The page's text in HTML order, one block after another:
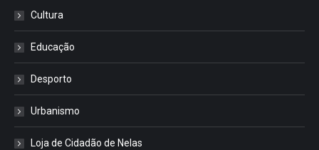
Cultura
Educação
Desporto
Urbanismo
Loja de Cidadão de Nelas